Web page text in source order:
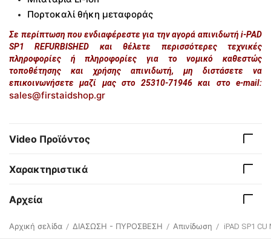
Πορτοκαλί θήκη μεταφοράς
Σε περίπτωση που ενδιαφέρεστε για την αγορά απινιδωτή i-PAD
SP1 REFURBISHED και θέλετε περισσότερες τεχνικές
πληροφορίες ή πληροφορίες για το νομικό καθεστώς
τοποθέτησης και χρήσης απινιδωτή, μη διστάσετε να
επικοινωνήσετε μαζί μας στο 25310-71946 και στο e-mail:
sales@firstaidshop.gr
Video Προϊόντος
Χαρακτηριστικά
Αρχεία
Αρχική σελίδα / ΔΙΑΣΩΣΗ - ΠΥΡΟΣΒΕΣΗ / Απινίδωση / iPAD SP1